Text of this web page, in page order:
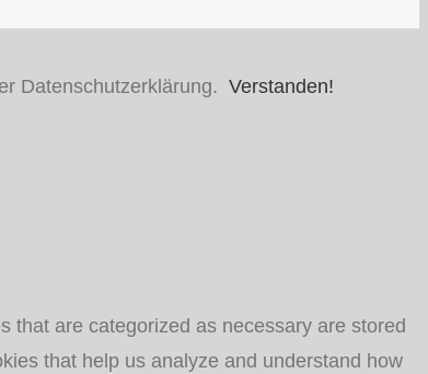
Datenschutzerklärung. Verstanden!
that are categorized as necessary are stored
that help us analyze and understand how